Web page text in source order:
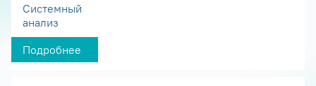
Системный
анализ
Подробнее